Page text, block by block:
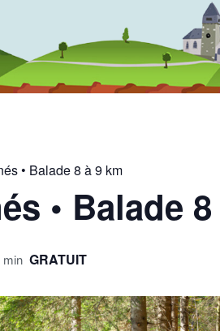
• Balade 8 à 9 km
• Balade
min GRATUIT